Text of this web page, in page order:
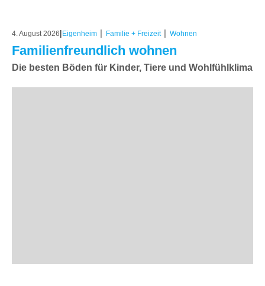
4. August 2026| Eigenheim | Familie + Freizeit | Wohnen
Familienfreundlich wohnen
Die besten Böden für Kinder, Tiere und Wohlfühlklima